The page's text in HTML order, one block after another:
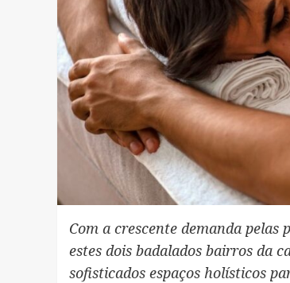
Com a crescente demanda
estes dois badalados bairros da
sofisticados espaços holísticos